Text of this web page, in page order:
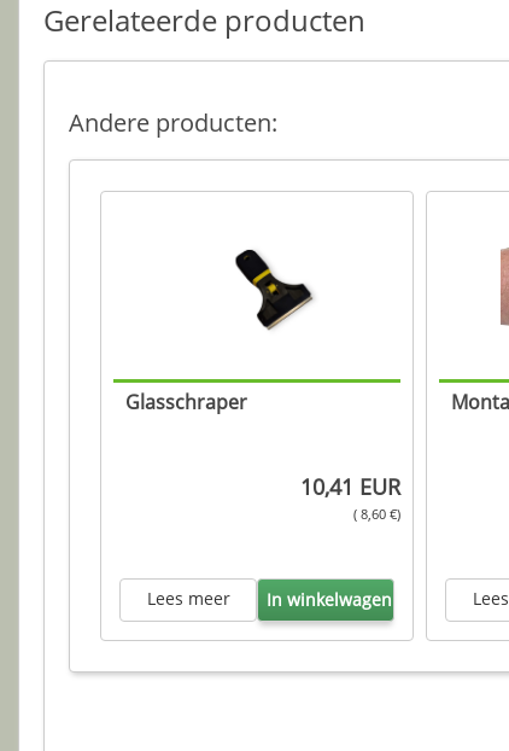
Gerelateerde producten
Andere producten:
Glasschraper
10,41 EUR
( 8,60 €)
Lees meer In winkelwagen